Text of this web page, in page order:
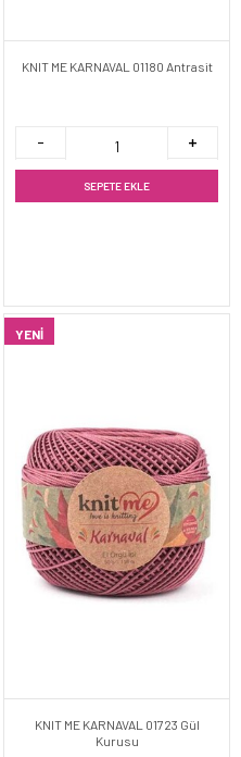
KNIT ME KARNAVAL 01180 Antrasit
SEPETE EKLE
YENI
KNIT ME KARNAVAL 01723 Gül
Kurusu